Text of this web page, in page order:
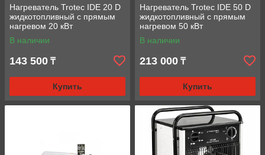
Нагреватель Trotec IDE 20 D
жидкотопливный с прямым
нагревом 20 кВт
В наличии
143 500 ₸
Купить
Нагреватель Trotec IDE 50 D
жидкотопливный с прямым
нагревом 50 кВт
В наличии
213 000 ₸
Купить